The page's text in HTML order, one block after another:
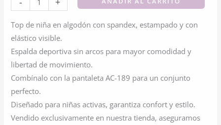
De
Niña
De
Algodón
Y
Spandex
cantidad
Top de niña en algodón con spandex, estampado y con
elástico visible.
Espalda deportiva sin arcos para mayor comodidad y
libertad de movimiento.
Combínalo con la pantaleta AC-189 para un conjunto
perfecto.
Diseñado para niñas activas, garantiza confort y estilo.
Vendido exclusivamente en nuestra tienda, aseguramos